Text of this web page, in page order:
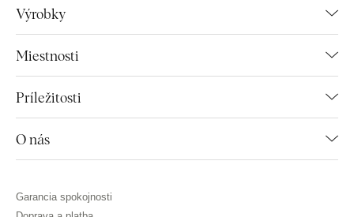
Výrobky
Miestnosti
Príležitosti
O nás
Garancia spokojnosti